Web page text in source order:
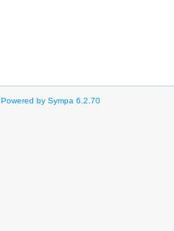
Powered by Sympa 6.2.70